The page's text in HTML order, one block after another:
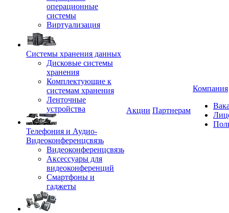
операционные
системы
Виртуализация
Системы хранения данных
Дисковые системы
хранения
Комплектующие к
системам хранения
Ленточные
устройства
Телефония и Аудио-
Видеоконференцсвязь
Видеоконференцсвязь
Аксессуары для
видеоконференций
Смартфоны и
гаджеты
Акции Партнерам
Компания